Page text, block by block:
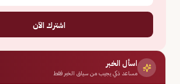
اشترك الآن
اسأل الخبر
مساعد ذكي يجيب من سياق الخبر فقط